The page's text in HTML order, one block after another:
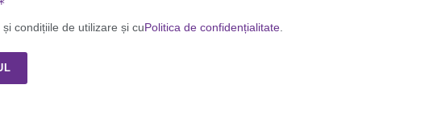
condițiile de utilizare și cuPolitica de confidențialitate